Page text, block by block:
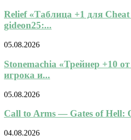
Relief «Таблица +1 для
gideon25:...
05.08.2026
Stonemachia «Трейнер +10
игрока и...
05.08.2026
Call to Arms — Gates of Hell:
04.08.2026